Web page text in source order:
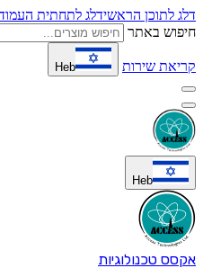
דלג לתוכן הראשידלג לתחתית
חיפוש באתר
קריאת שירות Heb
Heb
אקסס טכנולוגיות